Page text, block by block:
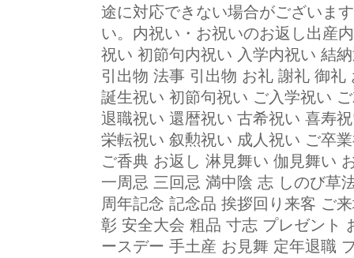
途に対応できない場合がございま
い。内祝い・お祝いのお返し出産
祝い 初節句内祝い 入学内祝い 結
引出物 法事 引出物 お礼 謝礼 御
誕生祝い 初節句祝い ご入学祝い
退職祝い 還暦祝い 古希祝い 喜寿
栄転祝い 叙勲祝い 成人祝い ご卒
ご香典 お返し 淋見舞い 伽見舞い
一周忌 三回忌 満中陰 志 しのび草
周年記念 記念品 挨拶回り来客 ご
彰 安全大会 粗品 寸志 プレゼント
ースデー 手土産 お見舞 定年退職